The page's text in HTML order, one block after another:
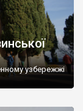
узбережжі